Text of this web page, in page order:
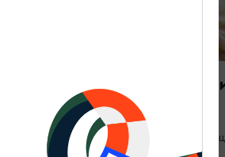
Янтарная каюта.
25.12.2025 - 31.12.2026
Светлогорск, Морской выставочный